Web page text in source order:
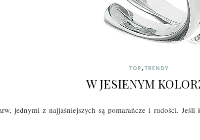
TOP, TRENDY
W JESIENYM
jednymi z najjaśniejszych są pomarańcze i rudości.